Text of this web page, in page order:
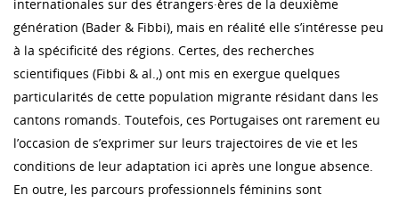
internationales sur des étrangers·ères de la deuxième
génération (Bader & Fibbi), mais en réalité elle s’intéresse peu
à la spécificité des régions. Certes, des recherches
scientifiques (Fibbi & al.,) ont mis en exergue quelques
particularités de cette population migrante résidant dans les
cantons romands. Toutefois, ces Portugaises ont rarement eu
l’occasion de s’exprimer sur leurs trajectoires de vie et les
conditions de leur adaptation ici après une longue absence.
En outre, les parcours professionnels féminins sont